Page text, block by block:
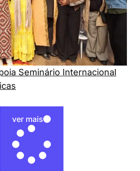
Seminário Internacional
ver mais